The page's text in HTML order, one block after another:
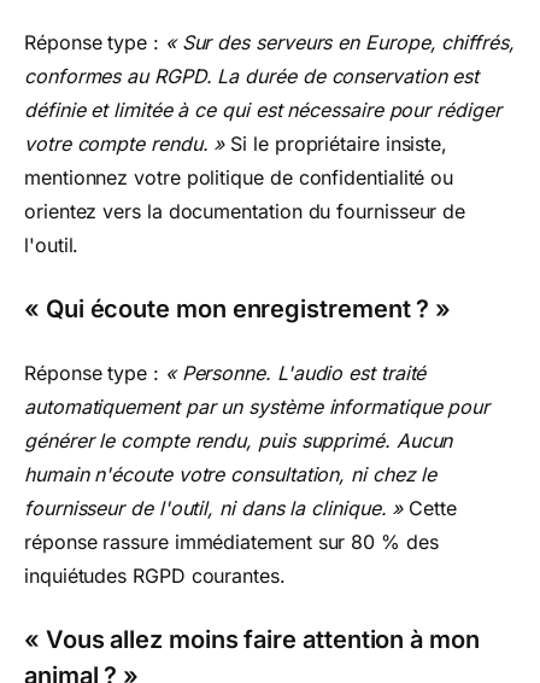
Réponse type : « Sur des serveurs en Europe, chiffrés,
conformes au RGPD. La durée de conservation est
définie et limitée à ce qui est nécessaire pour rédiger
votre compte rendu. »Si le propriétaire insiste,
mentionnez votre politique de confidentialité ou
orientez vers la documentation du fournisseur de
l'outil.
« Qui écoute mon enregistrement ? »
Réponse type : « Personne. L'audio est traité
automatiquement par un système informatique pour
générer le compte rendu, puis supprimé. Aucun
humain n'écoute votre consultation, ni chez le
fournisseur de l'outil, ni dans la clinique. »Cette
réponse rassure immédiatement sur 80 % des
inquiétudes RGPD courantes.
« Vous allez moins faire attention à mon
animal ? »